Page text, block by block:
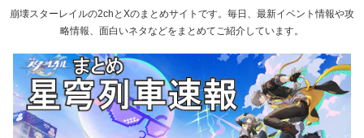
崩壊スターレイルの2chとXのまとめサイトです。毎日、最新イベント情報や攻
略情報、面白いネタなどをまとめてご紹介しています。